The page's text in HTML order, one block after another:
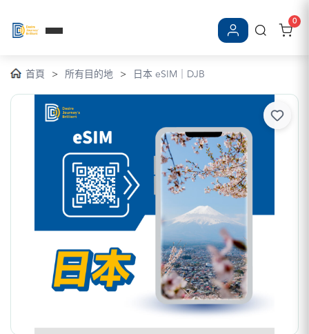
登入/註冊
0
首頁 > 所有目的地 > 日本 eSIM｜DJB